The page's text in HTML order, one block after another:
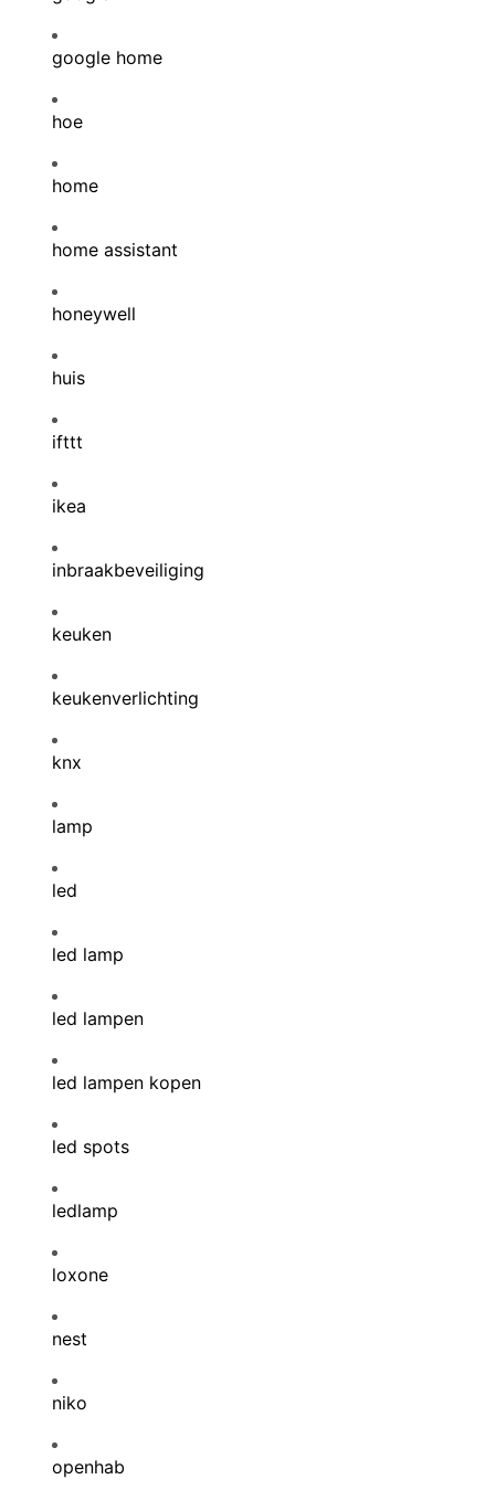
google home
hoe
home
home assistant
honeywell
huis
ifttt
ikea
inbraakbeveiliging
keuken
keukenverlichting
knx
lamp
led
led lamp
led lampen
led lampen kopen
led spots
ledlamp
loxone
nest
niko
openhab